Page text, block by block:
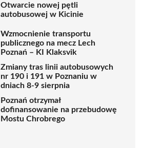
Otwarcie nowej pętli
autobusowej w Kicinie
Wzmocnienie transportu
publicznego na mecz Lech
Poznań – KI Klaksvik
Zmiany tras linii autobusowych
nr 190 i 191 w Poznaniu w
dniach 8-9 sierpnia
Poznań otrzymał
dofinansowanie na przebudowę
Mostu Chrobrego